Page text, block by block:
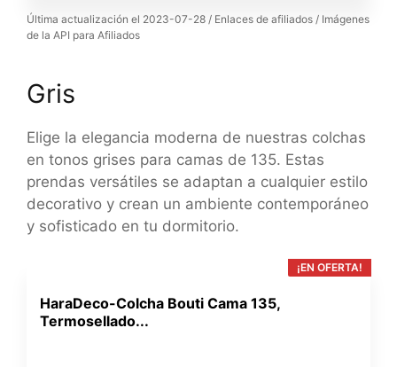
Última actualización el 2023-07-28 / Enlaces de afiliados / Imágenes
de la API para Afiliados
Gris
Elige la elegancia moderna de nuestras colchas
en tonos grises para camas de 135. Estas
prendas versátiles se adaptan a cualquier estilo
decorativo y crean un ambiente contemporáneo
y sofisticado en tu dormitorio.
¡EN OFERTA!
HaraDeco-Colcha Bouti Cama 135,
Termosellado...